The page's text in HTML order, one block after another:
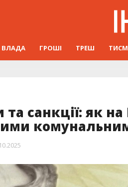
ВЛАДА ГРОШІ ТРЕШ
санкції: як